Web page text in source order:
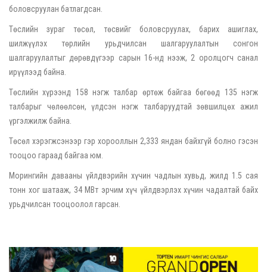
боловсруулан батлагдсан.
Төслийн зураг төсөл, төсвийг боловсруулах, барих ашиглах,
шилжүүлэх төрлийн урьдчилсан шалгаруулалтын сонгон
шалгаруулалтыг дөрөвдүгээр сарын 16-нд нээж, 2 оролцогч санал
ирүүлээд байна.
Төслийн хүрээнд 158 нэгж талбар өртөж байгаа бөгөөд 135 нэгж
талбарыг чөлөөлсөн, үлдсэн нэгж талбаруудтай зөвшилцөх ажил
үргэлжилж байна.
Төсөл хэрэгжсэнээр гэр хорооллын 2,333 яндан байхгүй болно гэсэн
тооцоо гараад байгаа юм.
Морингийн давааны үйлдвэрийн хүчин чадлын хувьд, жилд 1.5 сая
тонн хог шатааж, 34 МВт эрчим хүч үйлдвэрлэх хүчин чадалтай байх
урьдчилсан тооцоолол гарсан.